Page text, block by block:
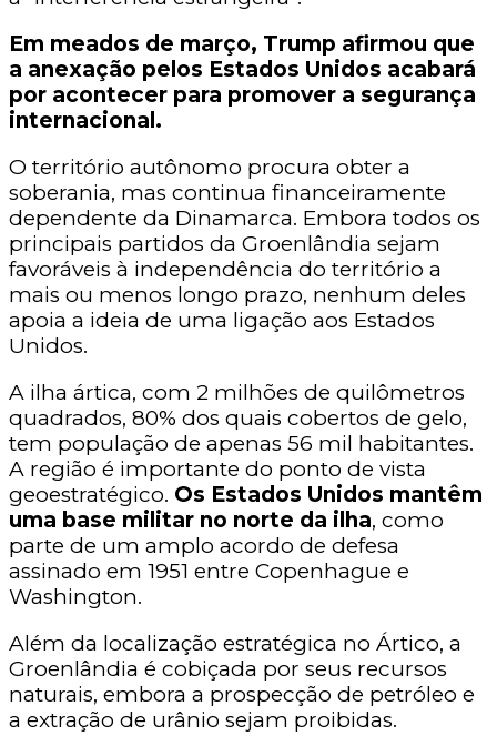
Em meados de março, Trump afirmou que
a anexação pelos Estados Unidos acabará
por acontecer para promover a segurança
internacional.
O território autônomo procura obter a
soberania, mas continua financeiramente
dependente da Dinamarca. Embora todos os
principais partidos da Groenlândia sejam
favoráveis à independência do território a
mais ou menos longo prazo, nenhum deles
apoia a ideia de uma ligação aos Estados
Unidos.
A ilha ártica, com 2 milhões de quilômetros
quadrados, 80% dos quais cobertos de gelo,
tem população de apenas 56 mil habitantes.
A região é importante do ponto de vista
geoestratégico. Os Estados Unidos mantêm
uma base militar no norte da ilha, como
parte de um amplo acordo de defesa
assinado em 1951 entre Copenhague e
Washington.
Além da localização estratégica no Ártico, a
Groenlândia é cobiçada por seus recursos
naturais, embora a prospecção de petróleo e
a extração de urânio sejam proibidas.